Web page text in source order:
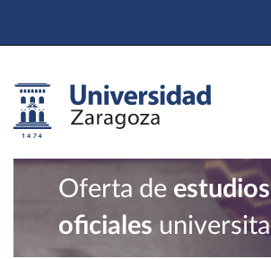
Oferta de estudios
oficiales